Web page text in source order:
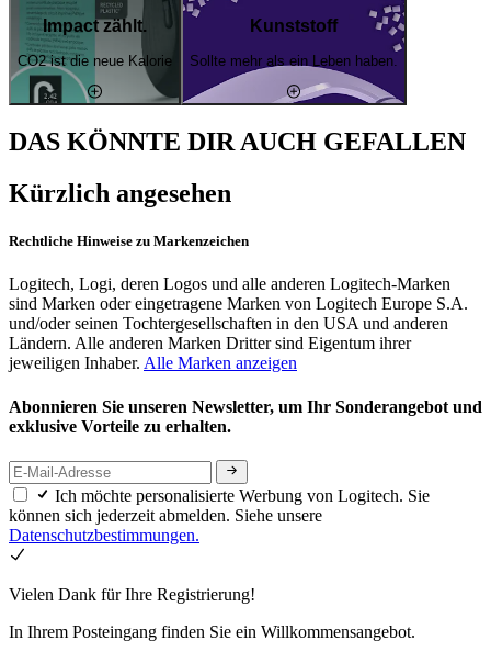
Impact zählt.
CO2 ist die neue Kalorie
Kunststoff
Sollte mehr als ein Leben haben.
DAS KÖNNTE DIR AUCH GEFALLEN
Kürzlich angesehen
Rechtliche Hinweise zu Markenzeichen
Logitech, Logi, deren Logos und alle anderen Logitech-Marken
sind Marken oder eingetragene Marken von Logitech Europe S.A.
und/oder seinen Tochtergesellschaften in den USA und anderen
Ländern. Alle anderen Marken Dritter sind Eigentum ihrer
jeweiligen Inhaber. Alle Marken anzeigen
Abonnieren Sie unseren Newsletter, um Ihr Sonderangebot und
exklusive Vorteile zu erhalten.
Ich möchte personalisierte Werbung von Logitech. Sie
können sich jederzeit abmelden. Siehe unsere
Datenschutzbestimmungen.
Vielen Dank für Ihre Registrierung!
In Ihrem Posteingang finden Sie ein Willkommensangebot.